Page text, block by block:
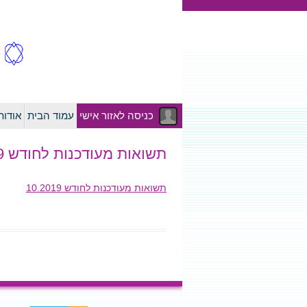
כניסה לאזור אישי עמוד הבית
תשואות מעודכנות לחודש 10.2019
תשואות מעודכנות לחודש 10.2019